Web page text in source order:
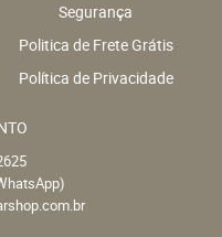
Segurança
Politica de Frete Grátis
Política de Privacidade